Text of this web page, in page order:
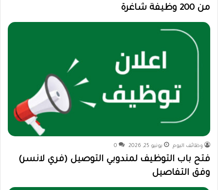
من 200 وظيفة شاغرة
وظائف اليوم يونيو 25, 2026 0
فتح باب التوظيف لمندوبي التوصيل (فري لانسر)
وفق التفاصيل